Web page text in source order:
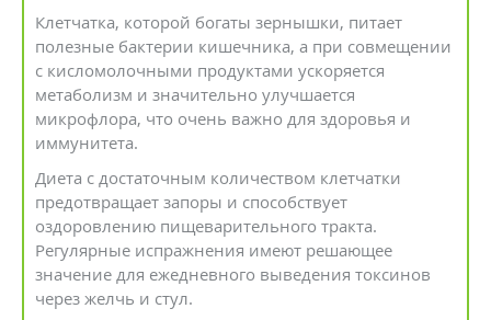
Клетчатка, которой богаты зернышки, питает
полезные бактерии кишечника, а при совмещении
с кисломолочными продуктами ускоряется
метаболизм и значительно улучшается
микрофлора, что очень важно для здоровья и
иммунитета.
Диета с достаточным количеством клетчатки
предотвращает запоры и способствует
оздоровлению пищеварительного тракта.
Регулярные испражнения имеют решающее
значение для ежедневного выведения токсинов
через желчь и стул.